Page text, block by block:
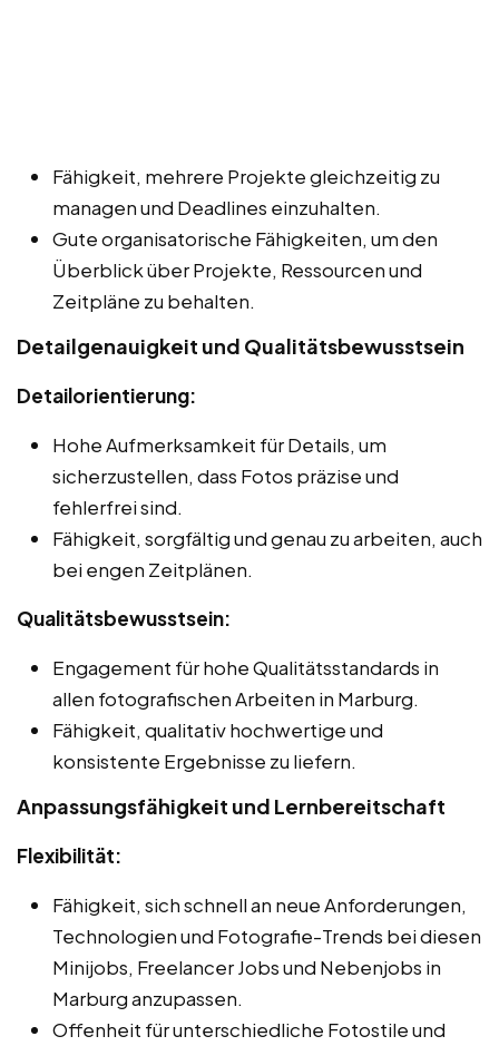
Fähigkeit, mehrere Projekte gleichzeitig zu
managen und Deadlines einzuhalten.
Gute organisatorische Fähigkeiten, um den
Überblick über Projekte, Ressourcen und
Zeitpläne zu behalten.
Detailgenauigkeit und Qualitätsbewusstsein
Detailorientierung:
Hohe Aufmerksamkeit für Details, um
sicherzustellen, dass Fotos präzise und
fehlerfrei sind.
Fähigkeit, sorgfältig und genau zu arbeiten, auch
bei engen Zeitplänen.
Qualitätsbewusstsein:
Engagement für hohe Qualitätsstandards in
allen fotografischen Arbeiten in Marburg.
Fähigkeit, qualitativ hochwertige und
konsistente Ergebnisse zu liefern.
Anpassungsfähigkeit und Lernbereitschaft
Flexibilität:
Fähigkeit, sich schnell an neue Anforderungen,
Technologien und Fotografie-Trends bei diesen
Minijobs, Freelancer Jobs und Nebenjobs in
Marburg anzupassen.
Offenheit für unterschiedliche Fotostile und